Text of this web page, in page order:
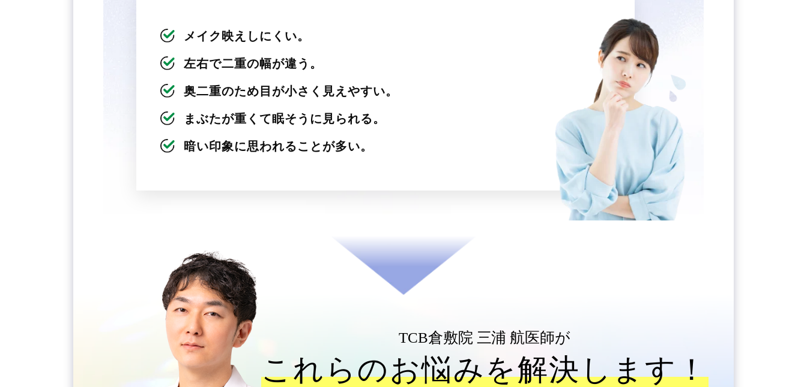
メイク映えしにくい。
左右で二重の幅が違う。
奥二重のため目が小さく見えやすい。
まぶたが重くて眠そうに見られる。
暗い印象に思われることが多い。
TCB倉敷院 三浦 航医師が
これらのお悩みを解決します！